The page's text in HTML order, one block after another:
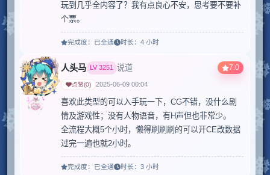
玩到几乎全内容了？我有点良心不安，思考要不要补
个票。
完成度： 已全通 时长： 4 小时
7.0
人头马 LV3251 说道
点赞(0) 2025-06-09 00:04
喜欢此类型的可以入手玩一下，CG不错，没什么剧
情及游戏性；没有人物语音，有H声但也非常少。
全流程大概5个小时，懒得刷刷刷的可以开CE改数据
过完一遍也就2小时。
完成度： 已全通 时长： 3 小时